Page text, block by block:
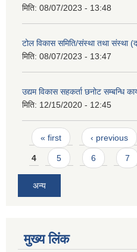
मिति: 08/07/2023 - 13:48
टोल विकास समिति/संस्था तथा संस्था
मिति: 08/07/2023 - 13:47
उद्यम विकास सहकर्ता छनोट सम्बन्धि
मिति: 12/15/2020 - 12:45
Pages
« first ‹ previous
4 5 6 7
अन्य
मुख्य लिंक